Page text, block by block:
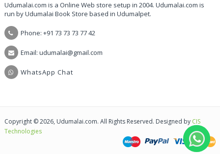
Udumalai.com is a Online Web store setup in 2004. Udumalai.com is
run by Udumalai Book Store based in Udumalpet.
Phone: +91 73 73 73 77 42
Email: udumalai@gmail.com
WhatsApp Chat
Copyright © 2026, Udumalai.com. All Rights Reserved. Designed by CIS
Technologies